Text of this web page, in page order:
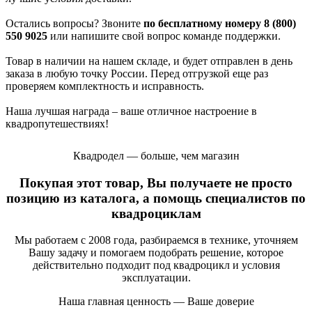
Остались вопросы? Звоните по бесплатному номеру 8 (800)
550 9025 или напишите свой вопрос команде поддержки.
Товар в наличии на нашем складе, и будет отправлен в день
заказа в любую точку России. Перед отгрузкой еще раз
проверяем комплектность и исправность.
Наша лучшая награда – ваше отличное настроение в
квадропутешествиях!
Квадродел — больше, чем магазин
Покупая этот товар, Вы получаете не просто
позицию из каталога, а помощь специалистов по
квадроциклам
Мы работаем с 2008 года, разбираемся в технике, уточняем
Вашу задачу и помогаем подобрать решение, которое
действительно подходит под квадроцикл и условия
эксплуатации.
Наша главная ценность — Ваше доверие